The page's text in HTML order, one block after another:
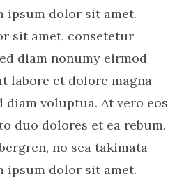
ipsum dolor sit amet.
sit amet, consetetur
diam nonumy eirmod
labore et dolore magna
diam voluptua. At vero eos
duo dolores et ea rebum.
no sea takimata
ipsum dolor sit amet.